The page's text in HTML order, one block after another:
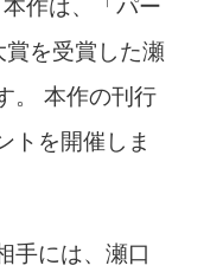
作は、「パー
を受賞した瀬
。 本作の刊行
トを開催しま
手には、瀬口